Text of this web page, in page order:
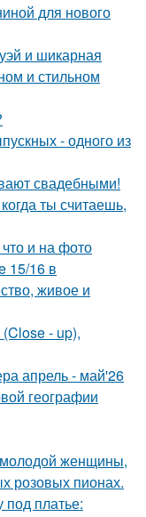
для нового
и шикарная
и стильном
- одного из
свадебными!
ты считаешь,
и на фото
15/16 в
живое и
- up),
апрель - май'26
географии
женщины,
розовых пионах.
под платье: